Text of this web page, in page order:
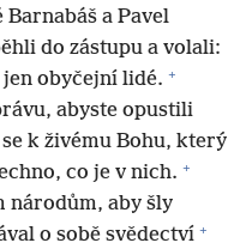
a Pavel
do zástupu a volali:
jen obyčejní lidé. +
abyste opustili
k živému Bohu, který
co je v nich. +
národům, aby šly
o sobě svědectví +